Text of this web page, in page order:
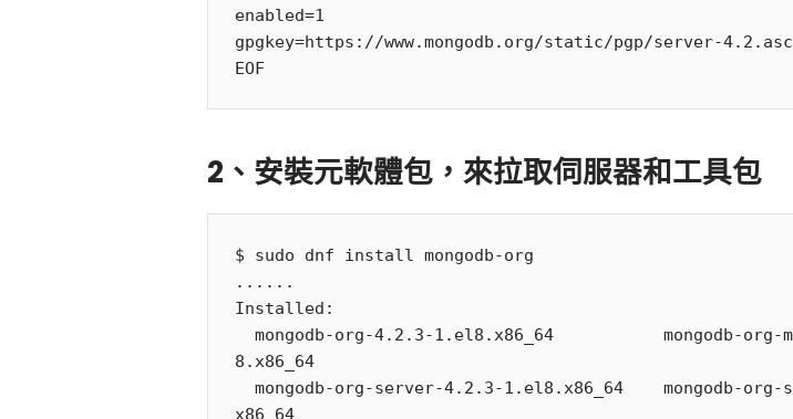
enabled=1
gpgkey=https://www.mongodb.org/static/pgp/server-4.2.asc
EOF
2、安裝元軟體包，來拉取伺服器和工具包
$ sudo dnf install mongodb-org
......
Installed:
  mongodb-org-4.2.3-1.el8.x86_64           mongodb-org-mongos-4.2.3-1.el
8.x86_64
  mongodb-org-server-4.2.3-1.el8.x86_64    mongodb-org-shell-4.2.3-1.el8.
x86_64